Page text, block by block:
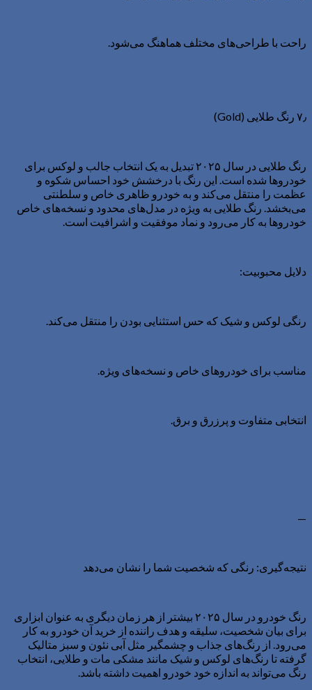
راحت با طراحی‌های مختلف هماهنگ می‌شود.
۷٫ رنگ طلایی (Gold)
رنگ طلایی در سال ۲۰۲۵ تبدیل به یک انتخاب جالب و لوکس برای
خودروها شده است. این رنگ با درخشش خود احساس شکوه و
عظمت را منتقل می‌کند و به خودرو ظاهری خاص و سلطنتی
می‌بخشد. رنگ طلایی به ویژه در مدل‌های محدود و نسخه‌های خاص
خودروها به کار می‌رود و نماد موفقیت و اشرافیت است.
دلایل محبوبیت:
رنگی لوکس و شیک که حس استثنایی بودن را منتقل می‌کند.
مناسب برای خودروهای خاص و نسخه‌های ویژه.
انتخابی متفاوت و پرزرق و برق.
—
نتیجه‌گیری: رنگی که شخصیت شما را نشان می‌دهد
رنگ خودرو در سال ۲۰۲۵ بیشتر از هر زمان دیگری به عنوان ابزاری
برای بیان شخصیت، سلیقه و هدف راننده از خرید آن خودرو به کار
می‌رود. از رنگ‌های جذاب و چشمگیر مثل آبی نئون و سبز متالیک
گرفته تا رنگ‌های لوکس و شیک مانند مشکی مات و طلایی، انتخاب
رنگ می‌تواند به اندازه خود خودرو اهمیت داشته باشد.